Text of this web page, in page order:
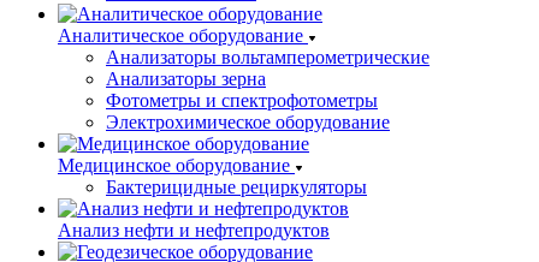
Аналитическое оборудование
Анализаторы вольтамперометрические
Анализаторы зерна
Фотометры и спектрофотометры
Электрохимическое оборудование
Медицинское оборудование
Бактерицидные рециркуляторы
Анализ нефти и нефтепродуктов